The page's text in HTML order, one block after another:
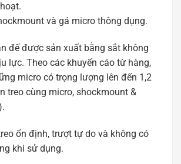
và gá micro thông dụng.
đế được sản xuất bằng sắt không
lực. Theo các khuyến cáo từ hàng,
micro có trọng lượng lên đến 1,2
treo cùng micro, shockmount &
ổn định, trượt tự do và không có
khi sử dụng.